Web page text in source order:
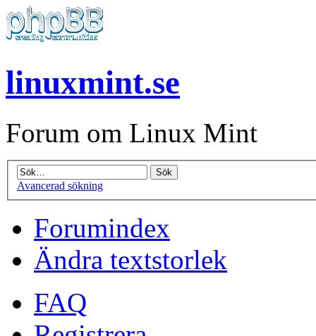
linuxmint.se
Forum om Linux Mint
Avancerad sökning
Forumindex
Ändra textstorlek
FAQ